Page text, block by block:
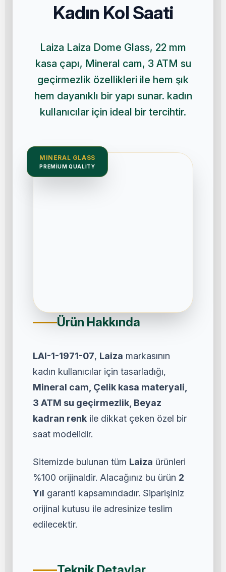
Kadın Kol Saati
Laiza Laiza Dome Glass, 22 mm
kasa çapı, Mineral cam, 3 ATM su
geçirmezlik özellikleri ile hem şık
hem dayanıklı bir yapı sunar. kadın
kullanıcılar için ideal bir tercihtir.
MINERAL GLASS
PREMIUM QUALITY
Ürün Hakkında
LAI-1-1971-07, Laiza markasının
kadın kullanıcılar için tasarladığı,
Mineral cam, Çelik kasa materyali,
3 ATM su geçirmezlik, Beyaz
kadran renk ile dikkat çeken özel bir
saat modelidir.
Sitemizde bulunan tüm Laiza ürünleri
%100 orijinaldir. Alacağınız bu ürün 2
Yıl garanti kapsamındadır. Siparişiniz
orijinal kutusu ile adresinize teslim
edilecektir.